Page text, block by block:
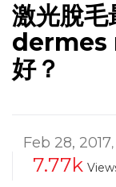
激光脫毛
dermes
好？
Feb 28, 2017,
7.77k